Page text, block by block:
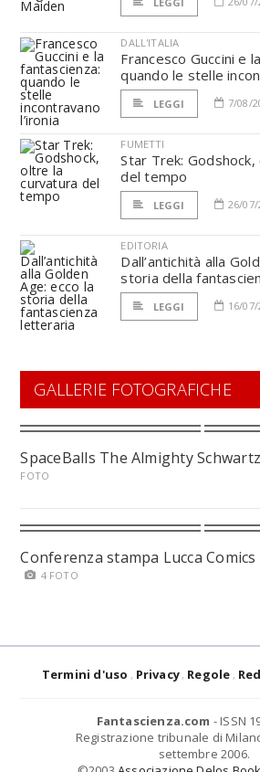
DALL'ITALIA
Francesco Guccini e
quando le stelle
LEGGI 7/08/
FUMETTI
Star Trek:
del tempo
LEGGI 26/07/
EDITORIA
Dall’antichità alla
storia della
LEGGI 16/
GALLERIE FOTOGRAFICHE
SpaceBalls The Almighty Schwartz
FOTO
Conferenza stampa Lucca Comics
4 FOTO
Termini d'uso Privacy Regole
Fantascienza.com - ISSN
Registrazione tribunale di
settembre 2006.